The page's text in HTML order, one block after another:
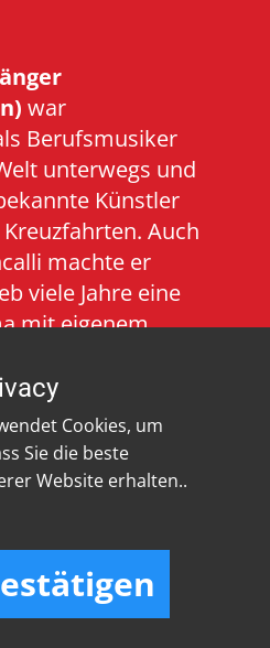
war
Berufsmusiker
unterwegs und
Künstler
Auch
machte er
viele Jahre eine
mit eigenem
Er gründete
Leonberg e.V., der
beheimatet
die Konzerte
Cookies, um
Sie die beste
Website erhalten..